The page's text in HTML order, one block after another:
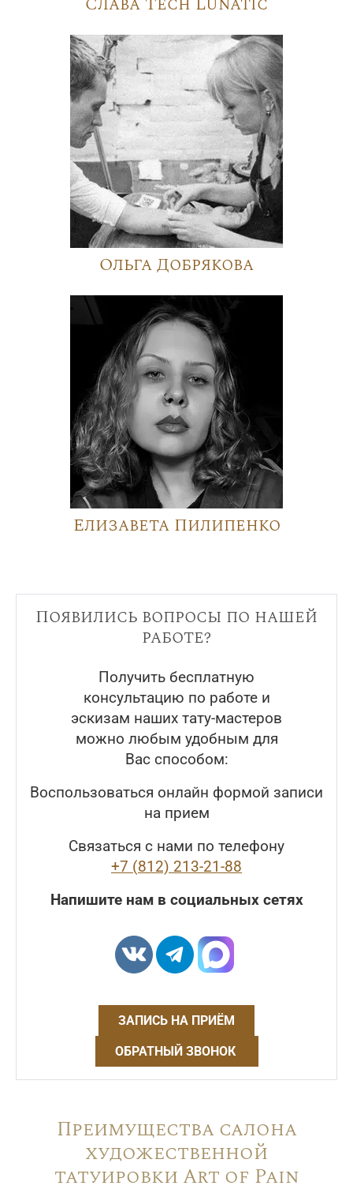
Ольга Добрякова
Елизавета Пилипенко
Появились вопросы по нашей
работе?
Получить бесплатную
консультацию по работе и
эскизам наших тату-мастеров
можно любым удобным для
Вас способом:
Воспользоваться онлайн формой записи
на прием
Связаться с нами по телефону
+7 (812) 213-21-88
Напишите нам в социальных сетях
ЗАПИСЬ НА ПРИЁМ
ОБРАТНЫЙ ЗВОНОК
Преимущества салона
художественной
татуировки Art of Pain